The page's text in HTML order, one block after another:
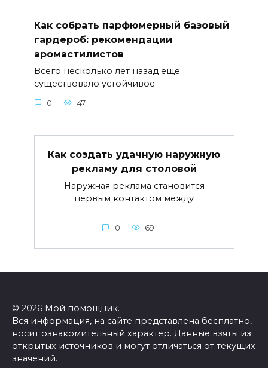
Как собрать парфюмерный базовый
гардероб: рекомендации
аромастилистов
Всего несколько лет назад еще
существовало устойчивое
0 47
Как создать удачную наружную
рекламу для столовой
Наружная реклама становится
первым контактом между
0 69
© 2026 Мой помощник.
Вся информация, на сайте представлена бесплатно,
носит ознакомительный характер. Данные взяты из
открытых источников и могут отличаться от текущих
значений.